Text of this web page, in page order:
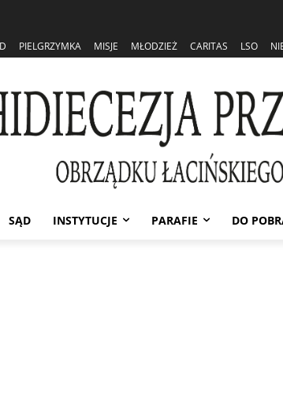
PIELGRZYMKA MISJE MŁODZIEŻ CARITAS LSO
SĄD INSTYTUCJE PARAFIE DO